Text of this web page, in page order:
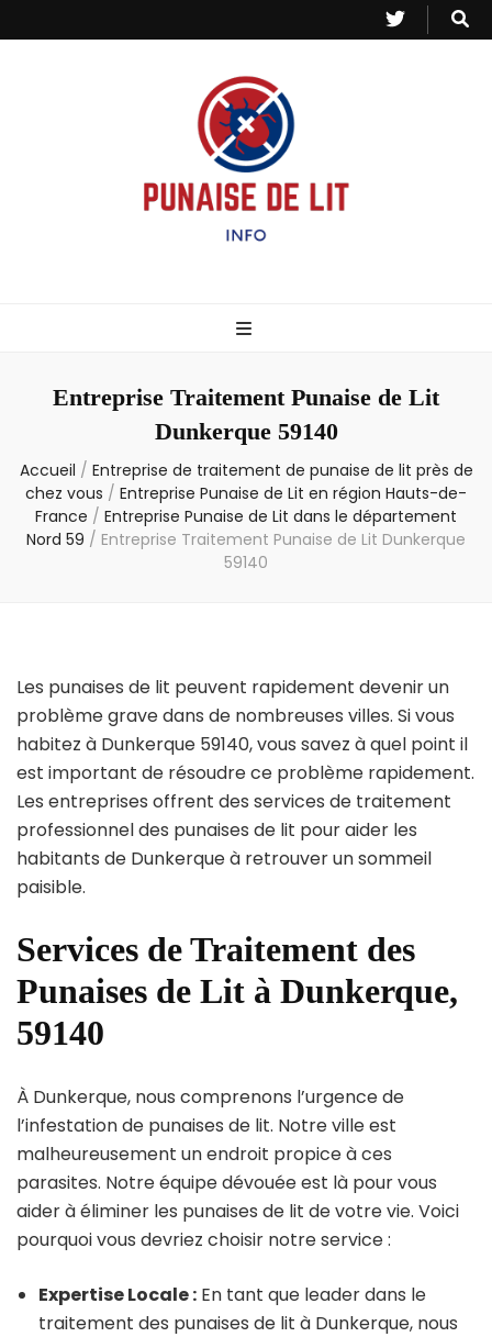
– Info
Entreprise Traitement Punaise de Lit
Dunkerque 59140
Accueil / Entreprise de traitement de punaise de lit près de
chez vous / Entreprise Punaise de Lit en région Hauts-de-
France / Entreprise Punaise de Lit dans le département
Nord 59 / Entreprise Traitement Punaise de Lit Dunkerque
59140
Les punaises de lit peuvent rapidement devenir un
problème grave dans de nombreuses villes. Si vous
habitez à Dunkerque 59140, vous savez à quel point il
est important de résoudre ce problème rapidement.
Les entreprises offrent des services de traitement
professionnel des punaises de lit pour aider les
habitants de Dunkerque à retrouver un sommeil
paisible.
Services de Traitement des
Punaises de Lit à Dunkerque,
59140
À Dunkerque, nous comprenons l’urgence de
l’infestation de punaises de lit. Notre ville est
malheureusement un endroit propice à ces
parasites. Notre équipe dévouée est là pour vous
aider à éliminer les punaises de lit de votre vie. Voici
pourquoi vous devriez choisir notre service :
Expertise Locale : En tant que leader dans le
traitement des punaises de lit à Dunkerque, nous